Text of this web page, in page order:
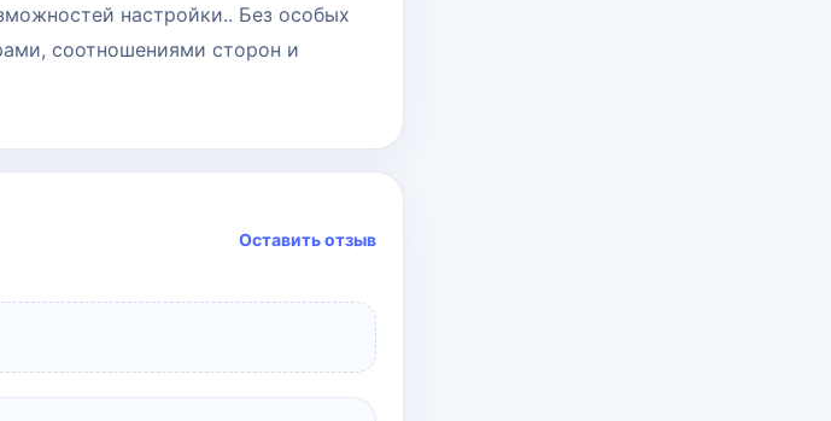
настройки.. Без особых
соотношениями сторон и
Оставить отзыв